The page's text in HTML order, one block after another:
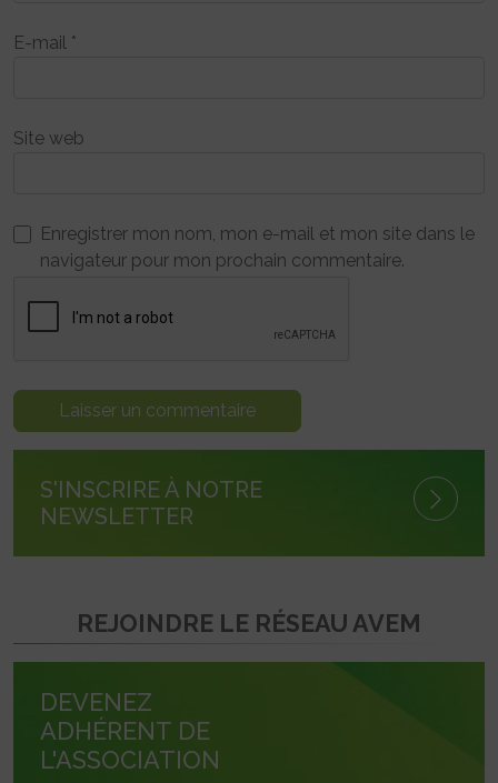
E-mail *
Site web
Enregistrer mon nom, mon e-mail et mon site dans le
navigateur pour mon prochain commentaire.
S'INSCRIRE À NOTRE
NEWSLETTER
REJOINDRE LE RÉSEAU AVEM
DEVENEZ
ADHÉRENT DE
L'ASSOCIATION